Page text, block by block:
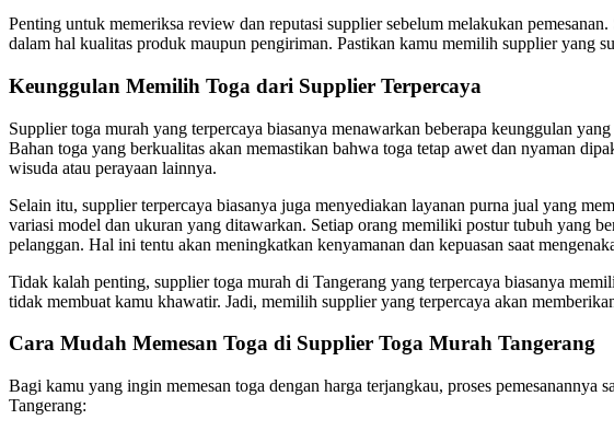
Penting untuk memeriksa review dan reputasi supplier sebelum melakukan
dalam hal kualitas produk maupun pengiriman. Pastikan kamu memilih supplier yang
Keunggulan Memilih Toga dari Supplier Terpercaya
Supplier toga murah yang terpercaya biasanya menawarkan beberapa keunggulan
Bahan toga yang berkualitas akan memastikan bahwa toga tetap awet dan nyaman
wisuda atau perayaan lainnya.
Selain itu, supplier terpercaya biasanya juga menyediakan layanan purna jual yang
variasi model dan ukuran yang ditawarkan. Setiap orang memiliki postur tubuh yang
pelanggan. Hal ini tentu akan meningkatkan kenyamanan dan kepuasan saat
Tidak kalah penting, supplier toga murah di Tangerang yang terpercaya biasanya
tidak membuat kamu khawatir. Jadi, memilih supplier yang terpercaya akan
Cara Mudah Memesan Toga di Supplier Toga Murah Tangerang
Bagi kamu yang ingin memesan toga dengan harga terjangkau, proses
Tangerang: